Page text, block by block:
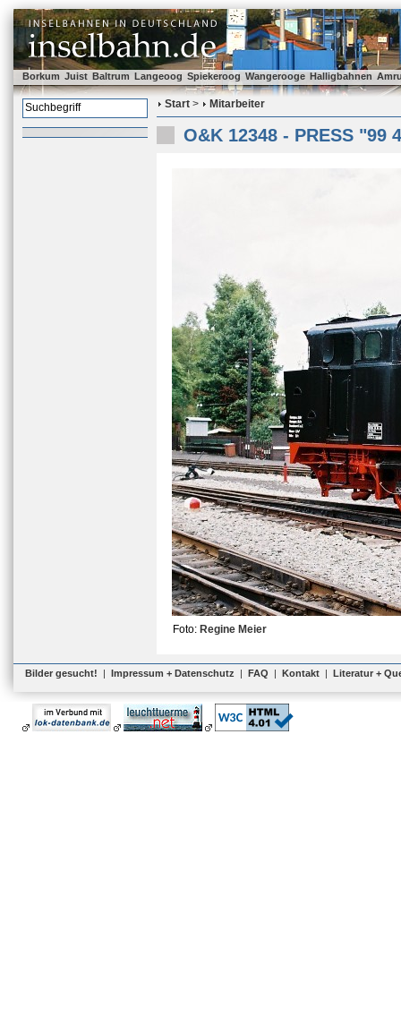
Borkum Juist Baltrum Langeoog Spiekeroog Wangerooge Halligbahnen
Start > Mitarbeiter
O&K 12348 - PRESS "99
Foto: Regine Meier
Bilder gesucht! | Impressum + Datenschutz | FAQ | Kontakt | Literatur +